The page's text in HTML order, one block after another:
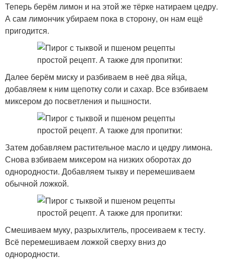
Теперь берём лимон и на этой же тёрке натираем цедру.
А сам лимончик убираем пока в сторону, он нам ещё
пригодится.
Далее берём миску и разбиваем в неё два яйца,
добавляем к ним щепотку соли и сахар. Все взбиваем
миксером до посветления и пышности.
Затем добавляем растительное масло и цедру лимона.
Снова взбиваем миксером на низких оборотах до
однородности. Добавляем тыкву и перемешиваем
обычной ложкой.
Смешиваем муку, разрыхлитель, просеиваем к тесту.
Всё перемешиваем ложкой сверху вниз до
однородности.